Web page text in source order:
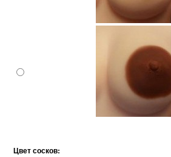
Цвет сосков: